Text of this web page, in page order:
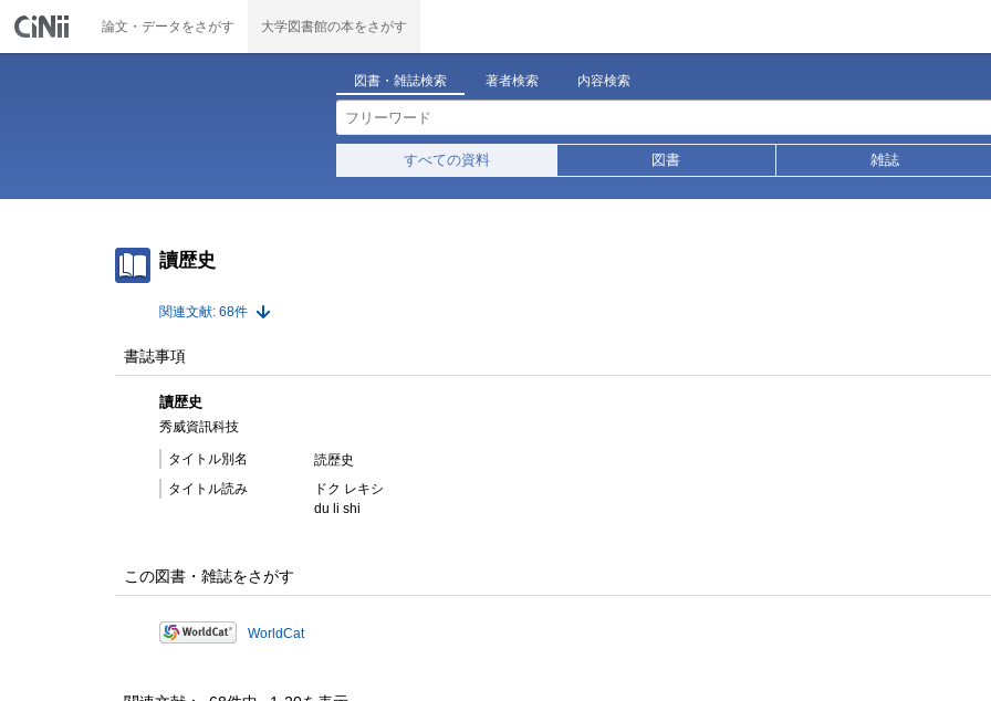
論文・データをさがす 大学図書館の本をさがす
図書・雑誌検索 著者検索 内容検索
すべての資料 図書 雑誌
讀歴史
関連文献: 68件
書誌事項
讀歴史
秀威資訊科技
タイトル別名
読歴史
タイトル読み
ドク レキシ
du li shi
この図書・雑誌をさがす
WorldCat